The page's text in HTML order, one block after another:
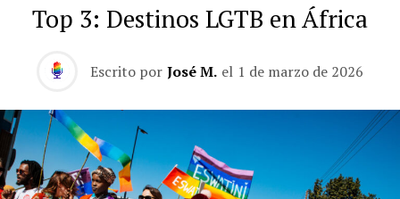
Top 3: Destinos LGTB en África
Escrito por José M. el 1 de marzo de 2026